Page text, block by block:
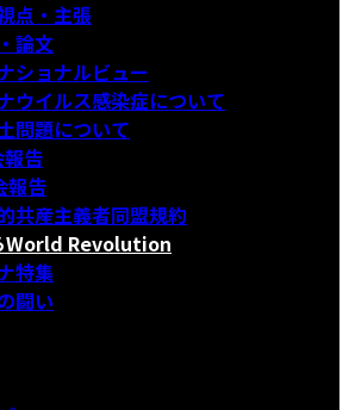
点・主張
論文
ショナルビュー
ウイルス感染症について
問題について
告
報告
共産主義者同盟規約
World Revolution
特集
闘い